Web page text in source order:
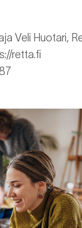
Veli Huotari,
retta.fi